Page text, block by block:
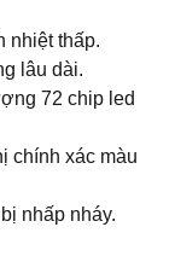
nhiệt thấp.
lâu dài.
72 chip led
chính xác màu
nhấp nháy.